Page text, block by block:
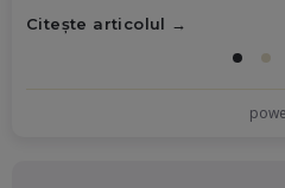
Citește articolul